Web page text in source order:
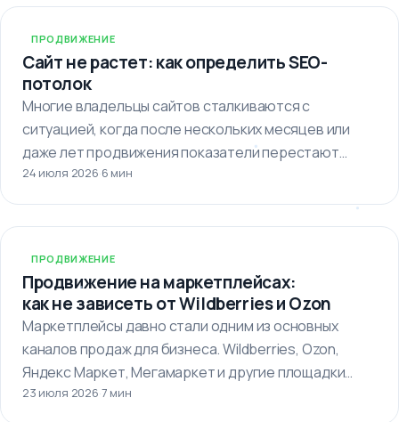
ПРОДВИЖЕНИЕ
Сайт не растет: как определить SEO-
потолок
Многие владельцы сайтов сталкиваются с
ситуацией, когда после нескольких месяцев или
даже лет продвижения показатели перестают
улучшаться. Кажется,…
24 июля 2026·6 мин
ПРОДВИЖЕНИЕ
Продвижение на маркетплейсах:
как не зависеть от Wildberries и Ozon
Маркетплейсы давно стали одним из основных
каналов продаж для бизнеса. Wildberries, Ozon,
Яндекс Маркет, Мегамаркет и другие площадки…
23 июля 2026·7 мин